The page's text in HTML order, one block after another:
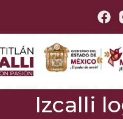
Izcalli